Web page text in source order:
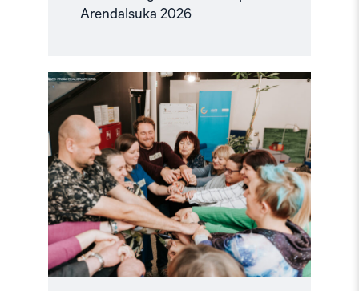
Arendalsuka 2026
Read
article
"Helsingforskomiteen
med
nytt
oppdrag
for
EØS-
midlene
–
Styrker
europeisk
demokrati"